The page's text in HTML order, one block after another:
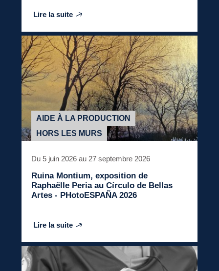
Lire la suite
AIDE À LA PRODUCTION
HORS LES MURS
Du 5 juin 2026 au 27 septembre 2026
Ruina Montium, exposition de
Raphaëlle Peria au Círculo de Bellas
Artes - PHotoESPAÑA 2026
Lire la suite